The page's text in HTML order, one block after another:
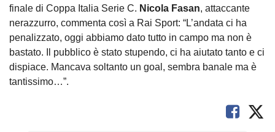
finale di Coppa Italia Serie C. Nicola Fasan, attaccante
nerazzurro, commenta così a Rai Sport: “L’andata ci ha
penalizzato, oggi abbiamo dato tutto in campo ma non è
bastato. Il pubblico è stato stupendo, ci ha aiutato tanto e ci
dispiace. Mancava soltanto un goal, sembra banale ma è
tantissimo…”.